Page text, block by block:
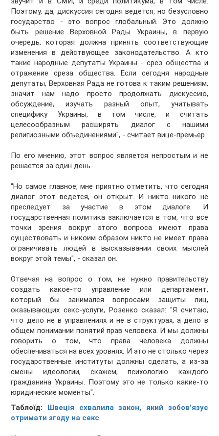
Поэтому, да, дискуссия сегодня ведется, но безусловно
государство - это вопрос глобальный. Это должно
быть решение Верховной Рады Украины, в первую
очередь, которая должна принять соответствующие
изменения в действующее законодательство. А кто
такие народные депутаты Украины - срез общества и
отражение среза общества. Если сегодня народные
депутаты, Верховная Рада не готова к таким решениям,
значит нам надо просто продолжать дискуссию,
обсуждение, изучать разный опыт, учитывать
специфику Украины, в том числе, и считать
целесообразным расширять диалог с нашими
религиозными объединениями", - считает вице-премьер.
По его мнению, этот вопрос является непростым и не
решается за один день.
"Но самое главное, мне приятно отметить, что сегодня
диалог этот ведется, он открыт. И никто никого не
преследует за участие в этом диалоге. И
государственная политика заключается в том, что все
точки зрения вокруг этого вопроса имеют права
существовать и никоим образом никто не имеет права
ограничивать людей в высказывании своих мыслей
вокруг этой темы", - сказал он.
Отвечая на вопрос о том, не нужно правительству
создать какое-то управление или департамент,
который бы занимался вопросами защиты лиц,
оказывающих секс-услуги, Розенко сказал: "Я считаю,
что дело не в управлениях и не в структурах, а дело в
общем понимании понятий прав человека. И мы должны
говорить о том, что права человека должны
обеспечиваться на всех уровнях. И это не столько через
государственные институты должны сделать, а из-за
смены идеологии, скажем, психологию каждого
гражданина Украины. Поэтому это не только какие-то
юридические моменты".
Таблоїд: Швеція схвалила закон, який зобов'язує
отримати згоду на секс